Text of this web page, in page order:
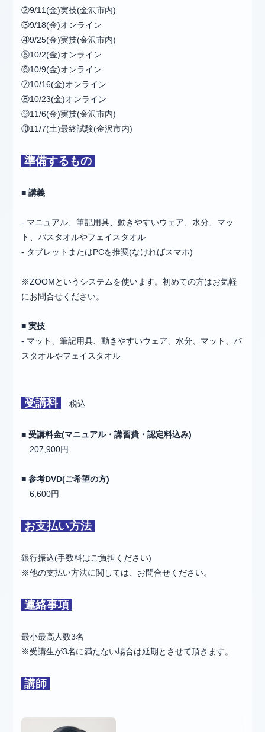
②9/11(金)実技(金沢市内)
③9/18(金)オンライン
④9/25(金)実技(金沢市内)
⑤10/2(金)オンライン
⑥10/9(金)オンライン
⑦10/16(金)オンライン
⑧10/23(金)オンライン
⑨11/6(金)実技(金沢市内)
⑩11/7(土)最終試験(金沢市内)
準備するもの
■ 講義
- マニュアル、筆記用具、動きやすいウェア、水分、マッ
ト、バスタオルやフェイスタオル
- タブレットまたはPCを推奨(なければスマホ)
※ZOOMというシステムを使います。初めての方はお気軽
にお問合せください。
■ 実技
- マット、筆記用具、動きやすいウェア、水分、マット、バ
スタオルやフェイスタオル
受講料 税込
■ 受講料金(マニュアル・講習費・認定料込み)
207,900円
■ 参考DVD(ご希望の方)
6,600円
お支払い方法
銀行振込(手数料はご負担ください)
※他の支払い方法に関しては、お問合せください。
連絡事項
最小最高人数3名
※受講生が3名に満たない場合は延期とさせて頂きます。
講師